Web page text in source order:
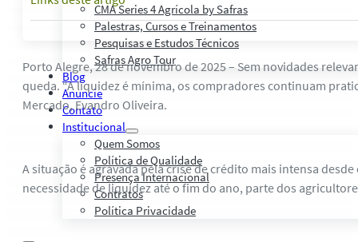
CMA Series 4 Agrícola by Safras
Palestras, Cursos e Treinamentos
Pesquisas e Estudos Técnicos
Safras Agro Tour
Blog
Anuncie
Contato
Institucional
Quem Somos
Política de Qualidade
Presença Internacional
Contratos
Política Privacidade
Porto Alegre, 28 de novembro de 2025 – Sem novidades
queda. “A liquidez é mínima, os compradores continuam
Mercado, Evandro Oliveira.
A situação é agravada pela crise de crédito mais intensa
necessidade de liquidez até o fim do ano, parte dos